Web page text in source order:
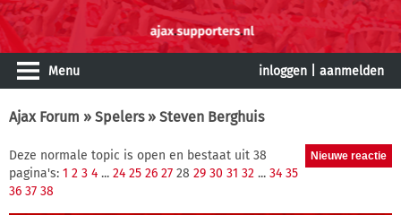
Menu inloggen aanmelden
Ajax Forum » Spelers» Steven Berghuis
Deze normale topic is open en bestaat uit 38
pagina's: 1 2 3 4 ... 24 25 26 27 28 29 30 31 32 ... 34 35
36 37 38